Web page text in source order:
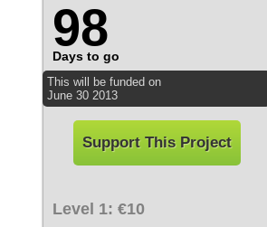
98
Days to go
This will be funded on
June 30 2013
Support This Project
Level 1: €10